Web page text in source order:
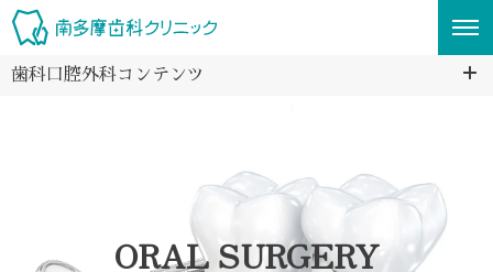
歯科口腔外科コンテンツ
ORAL SURGERY